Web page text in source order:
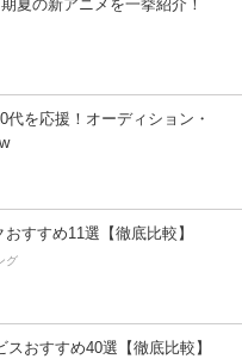
夏の新アニメを一挙紹介！
代を応援！オーディション・
すすめ11選【徹底比較】
グ
おすすめ40選【徹底比較】